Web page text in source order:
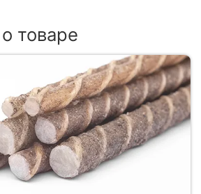
товаре